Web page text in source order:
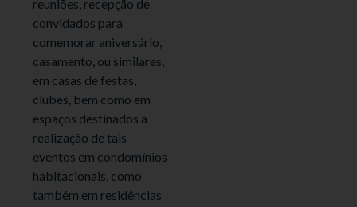
reuniões, recepção de
convidados para
comemorar aniversário,
casamento, ou similares,
em casas de festas,
clubes, bem como em
espaços destinados a
realização de tais
eventos em condomínios
habitacionais, como
também em residências